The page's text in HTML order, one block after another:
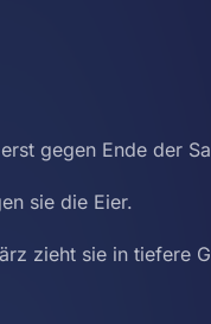
gegen Ende der
sie die Eier.
zieht sie in tiefere